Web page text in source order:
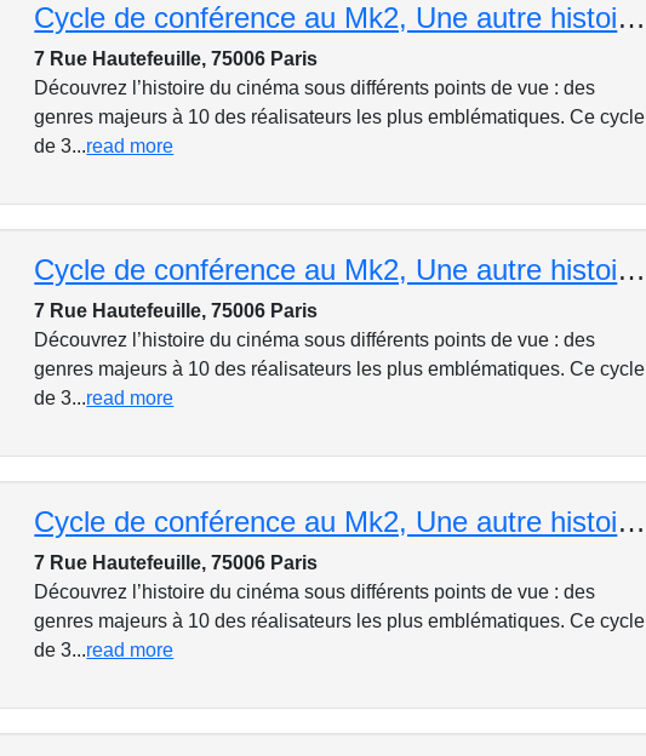
Cycle de conférence au Mk2, Une autre histoire de cinéma : Analyse de "Edward aux mains d'argent"
7 Rue Hautefeuille, 75006 Paris
Découvrez l’histoire du cinéma sous différents points de vue : des
genres majeurs à 10 des réalisateurs les plus emblématiques. Ce cycle
de 3...read more
Cycle de conférence au Mk2, Une autre histoire de cinéma : Analsye de "Vertigo" de Alfred Hitchcock
7 Rue Hautefeuille, 75006 Paris
Découvrez l’histoire du cinéma sous différents points de vue : des
genres majeurs à 10 des réalisateurs les plus emblématiques. Ce cycle
de 3...read more
Cycle de conférence au Mk2, Une autre histoire de cinéma :L'anticipation, quand la science effrayait
7 Rue Hautefeuille, 75006 Paris
Découvrez l’histoire du cinéma sous différents points de vue : des
genres majeurs à 10 des réalisateurs les plus emblématiques. Ce cycle
de 3...read more